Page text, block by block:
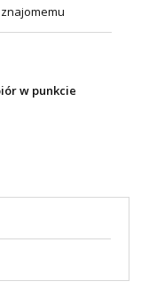
w punkcie